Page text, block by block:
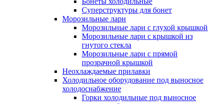
Суперструктуры для бонет
Морозильные лари
Морозильные лари с глухой крышкой
Морозильные лари с крышкой из
гнутого стекла
Морозильные лари с прямой
прозрачной крышкой
Неохлаждаемые прилавки
Холодильное оборудование под выносное
холодоснабжение
Горки холодильные под выносное